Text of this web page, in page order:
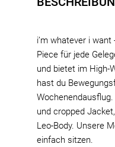
i’m whatever i
Piece für jede
und bietet im High-
hast du
und cropped
Leo-Body. Unsere
einfach sitzen.